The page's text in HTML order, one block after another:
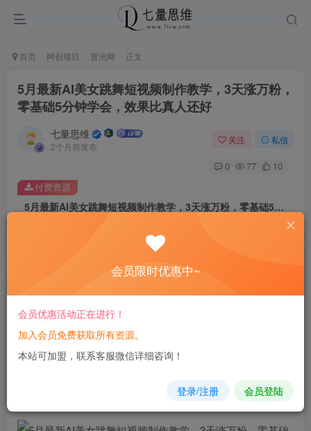
首页 网创项目 冒泡网 正文
5月最新AI美女跳舞短视频制作教学，3天涨万粉，
零基础5分钟学会，效果比真人还好
七量思维
2个月前发布
关注 私信
0 77 10
5月最新AI美女跳舞短视频制作教学，3天涨万粉，零基础5分钟学会，效果比真人还好
8.8
免费
您当前未登录！建议登陆后购买，可保存购买订单
付费资源
会员限时优惠中~
会员优惠活动正在进行！
加入会员免费获取所有资源。
本站可加盟，联系客服微信详细咨询！
登录/注册 会员登陆